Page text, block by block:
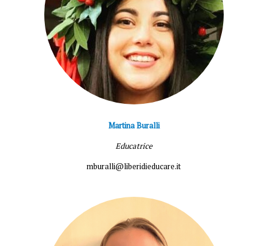
Martina Buralli
Educatrice
mburalli@liberidieducare.it